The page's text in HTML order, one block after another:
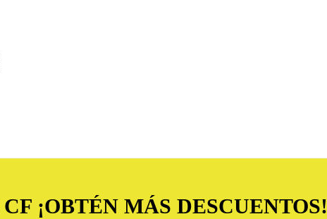
¡OBTÉN MÁS DESCUENTOS!